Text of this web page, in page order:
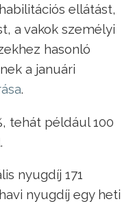
ellátást,
a vakok személyi
hasonló
a januári
.
tehát például 100
nyugdíj 171
nyugdíj egy heti